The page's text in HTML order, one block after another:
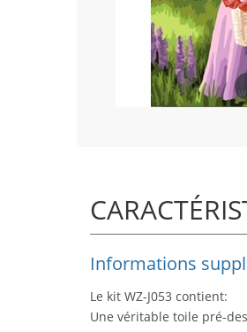
Informations
Le kit WZ-J053 contient:
Une véritable toile pré-